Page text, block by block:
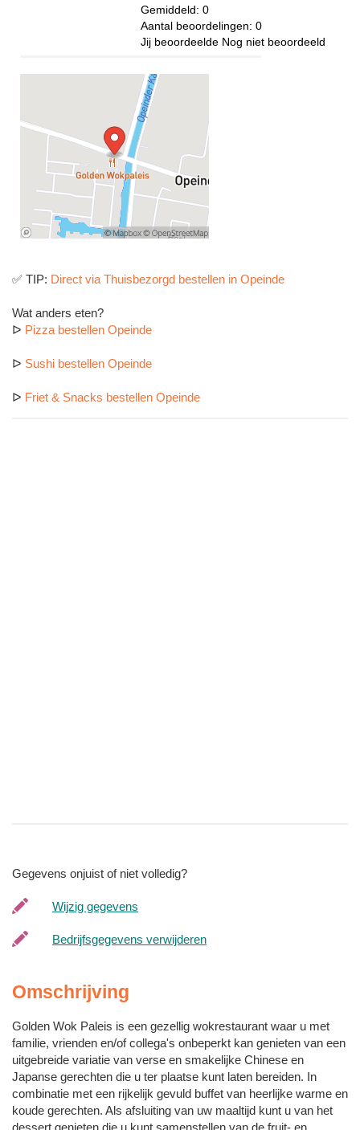
Gemiddeld: 0
Aantal beoordelingen: 0
Jij beoordeelde Nog niet beoordeeld
✅ TIP: Direct via Thuisbezorgd bestellen in Opeinde
Wat anders eten?
ᐅ Pizza bestellen Opeinde
ᐅ Sushi bestellen Opeinde
ᐅ Friet & Snacks bestellen Opeinde
Gegevens onjuist of niet volledig?
Wijzig gegevens
Bedrijfsgegevens verwijderen
Omschrijving
Golden Wok Paleis is een gezellig wokrestaurant waar u met
familie, vrienden en/of collega's onbeperkt kan genieten van een
uitgebreide variatie van verse en smakelijke Chinese en
Japanse gerechten die u ter plaatse kunt laten bereiden. In
combinatie met een rijkelijk gevuld buffet van heerlijke warme en
koude gerechten. Als afsluiting van uw maaltijd kunt u van het
dessert genieten die u kunt samenstellen van de fruit- en